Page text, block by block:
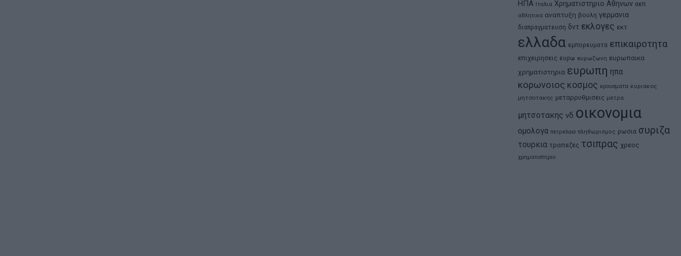
ΗΠΑ Ιταλια Χρηματιστηριο Αθηνων αεπ
αθλητικα αναπτυξη βουλη γερμανια
διαπραγματευση δντ εκλογες εκτ
ελλαδα εμπορευματα επικαιροτητα
επιχειρησεις ευρω ευρωζωνη ευρωπαικα
χρηματιστηρια ευρωπη ηπα
κορωνοιος κοσμος κρουσματα κυριακος
μητσοτακης μεταρρυθμισεις μετρα
μητσοτακης νδ οικονομια
ομολογα πετρελαιο πληθωρισμος ρωσια συριζα
τουρκια τραπεζες τσιπρας χρεος
χρηματιστηριο